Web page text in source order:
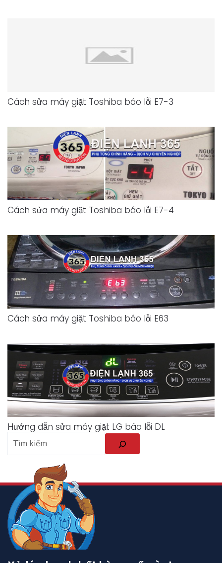
Cách sửa máy giặt Toshiba báo lỗi E7-3
Cách sửa máy giặt Toshiba báo lỗi E7-4
Cách sửa máy giặt Toshiba báo lỗi E63
Hướng dẫn sửa máy giặt LG báo lỗi DL